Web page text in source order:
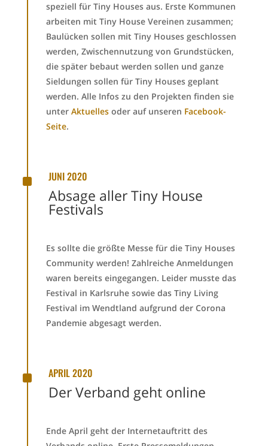
speziell für Tiny Houses aus. Erste Kommunen
arbeiten mit Tiny House Vereinen zusammen;
Baulücken sollen mit Tiny Houses geschlossen
werden, Zwischennutzung von Grundstücken,
die später bebaut werden sollen und ganze
Sieldungen sollen für Tiny Houses geplant
werden. Alle Infos zu den Projekten finden sie
unter Aktuellesoder auf unseren Facebook-
Seite.
^ JUNI 2020
Absage aller Tiny House
Festivals
Es sollte die größte Messe für die Tiny Houses
Community werden! Zahlreiche Anmeldungen
waren bereits eingegangen. Leider musste das
Festival in Karlsruhe sowie das Tiny Living
Festival im Wendtland aufgrund der Corona
Pandemie abgesagt werden.
^ APRIL 2020
Der Verband geht online
Ende April geht der Internetauftritt des